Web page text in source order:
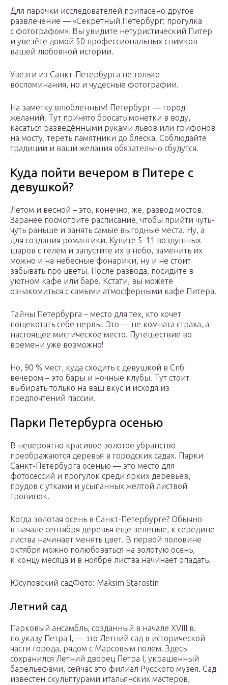
Для парочки исследователей припасено другое
развлечение — «Секретный Петербург: прогулка
с фотографом». Вы увидите нетуристический Питер
и увезёте домой 50 профессиональных снимков
вашей любовной истории.
Увезти из Санкт-Петербурга не только
воспоминания, но и чудесные фотографии.
На заметку влюбленным! Петербург — город
желаний. Тут принято бросать монетки в воду,
касаться разведёнными руками львов или грифонов
на мосту, тереть памятники до блеска. Соблюдайте
традиции и ваши желания обязательно сбудутся.
Куда пойти вечером в Питере с
девушкой?
Летом и весной – это, конечно, же, развод мостов.
Заранее посмотрите расписание, чтобы прийти чуть-
чуть раньше и занять самые выгодные места. Ну, а
для создания романтики. Купите 5-11 воздушных
шаров с гелем и запустите их в небо, заменить их
можно и на небесные фонарики, ну и не стоит
забывать про цветы. После развода, посидите в
уютном кафе или баре. Кстати, вы можете
ознакомиться с самыми атмосферными кафе Питера.
Тайны Петербурга – место для тех, кто хочет
пощекотать себе нервы. Это — не комната страха, а
настоящее мистическое место. Путешествие во
времени уже возможно!
Но, 90 % мест, куда сходить с девушкой в Спб
вечером – это бары и ночные клубы. Тут стоит
выбирать только на ваш вкус и исходя из
предпочтений пассии.
Парки Петербурга осенью
В невероятно красивое золотое убранство
преображаются деревья в городских садах. Парки
Санкт-Петербурга осенью — это место для
фотосессий и прогулок среди ярких деревьев,
прудов с утками и усыпанных желтой листвой
тропинок.
Когда золотая осень в Санкт-Петербурге? Обычно
в начале сентября деревья еще зеленые, к середине
листва начинает менять цвет. В первой половине
октября можно полюбоваться на золотую осень,
к концу месяца и в ноябре листва начинает опадать.
Юсуповский садФото: Maksim Starostin
Летний сад
Парковый ансамбль, созданный в начале XVIII в.
по указу Петра I, — это Летний сад в исторической
части города, рядом с Марсовым полем. Здесь
сохранился Летний дворец Петра I, украшенный
барельефами, сейчас это филиал Русского музея. Сад
известен скульптурами итальянских мастеров,